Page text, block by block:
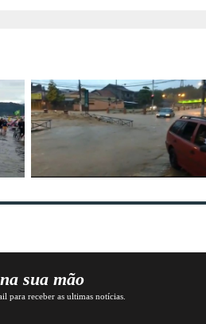
sua mão
para receber as ultimas notícias.